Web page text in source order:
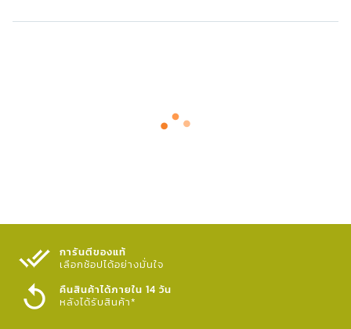
การันตีของแท้
เลือกช้อปได้อย่างมั่นใจ​
คืนสินค้าได้ภายใน 14 วัน
หลังได้รับสินค้า*